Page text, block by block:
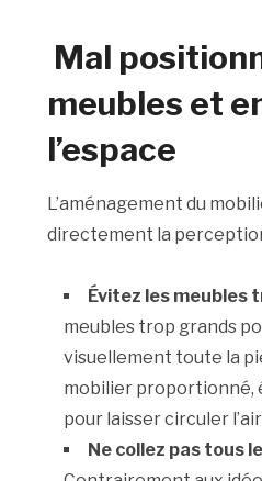
Mal
meubles et
l’espace
L’aménagement du
directement la
Évitez les meubles
meubles trop grands
visuellement toute la
mobilier proportionné,
pour laisser circuler
Ne collez pas tous